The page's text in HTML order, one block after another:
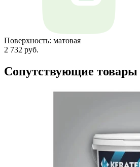
Поверхность: матовая
2 732 руб.
Сопутствующие товары